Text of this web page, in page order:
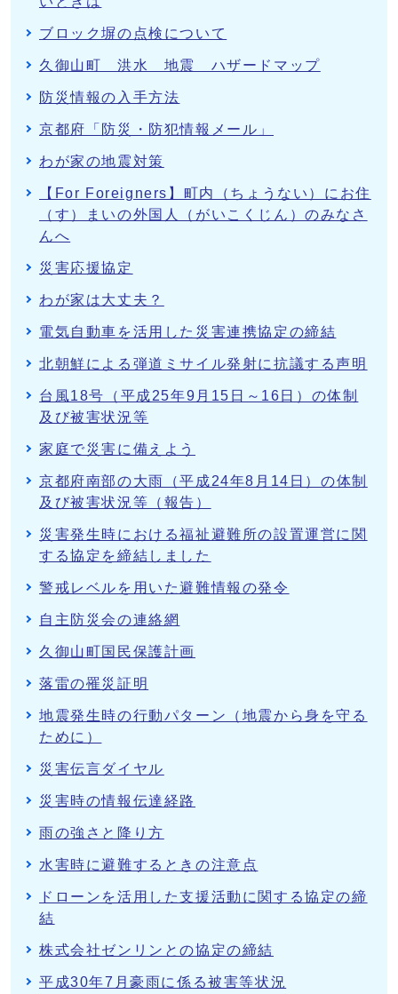
ブロック塀の点検について
久御山町 洪水 地震 ハザードマップ
防災情報の入手方法
京都府「防災・防犯情報メール」
わが家の地震対策
【For Foreigners】町内（ちょうない）にお住
（す）まいの外国人（がいこくじん）のみなさ
んへ
災害応援協定
わが家は大丈夫？
電気自動車を活用した災害連携協定の締結
北朝鮮による弾道ミサイル発射に抗議する声明
台風18号（平成25年9月15日～16日）の体制
及び被害状況等
家庭で災害に備えよう
京都府南部の大雨（平成24年8月14日）の体制
及び被害状況等（報告）
災害発生時における福祉避難所の設置運営に関
する協定を締結しました
警戒レベルを用いた避難情報の発令
自主防災会の連絡網
久御山町国民保護計画
落雷の罹災証明
地震発生時の行動パターン（地震から身を守る
ために）
災害伝言ダイヤル
災害時の情報伝達経路
雨の強さと降り方
水害時に避難するときの注意点
ドローンを活用した支援活動に関する協定の締
結
株式会社ゼンリンとの協定の締結
平成30年7月豪雨に係る被害等状況